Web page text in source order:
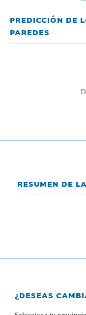
PREDICCIÓN DE
PAREDES
RESUMEN DE
¿DESEAS